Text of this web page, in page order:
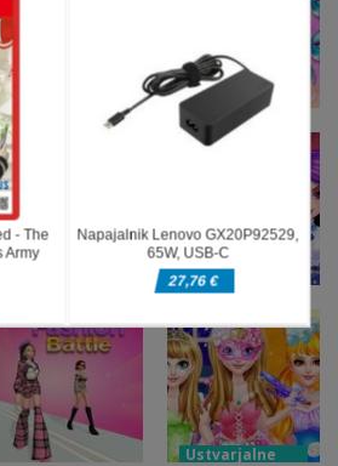
Ustvarjalne
igre
Mobilni
telefon Baby
Princess
Unicorn
Ustvarjalne
igre
Salon
igre
Skrb za moje
novorojenčke
dvojčkov
Ustvarjalne
igre
Čarobna
kraljica
maturantskega
plesa
Ustvarjalne